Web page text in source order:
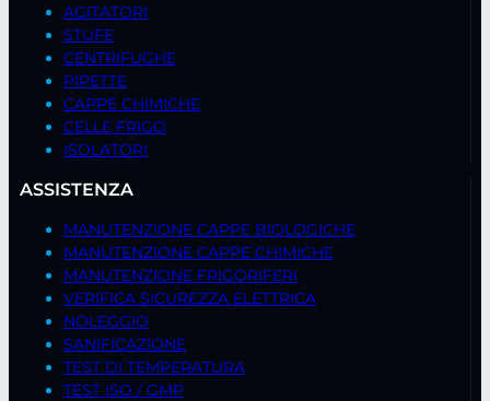
AGITATORI
STUFE
CENTRIFUGHE
PIPETTE
CAPPE CHIMICHE
CELLE FRIGO
ISOLATORI
ASSISTENZA
MANUTENZIONE CAPPE BIOLOGICHE
MANUTENZIONE CAPPE CHIMICHE
MANUTENZIONE FRIGORIFERI
VERIFICA SICUREZZA ELETTRICA
NOLEGGIO
SANIFICAZIONE
TEST DI TEMPERATURA
TEST ISO / GMP